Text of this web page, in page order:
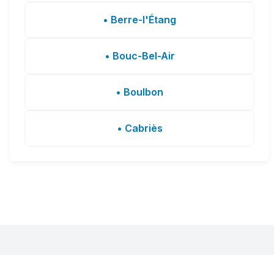
• Berre-l'Étang
• Bouc-Bel-Air
• Boulbon
• Cabriès